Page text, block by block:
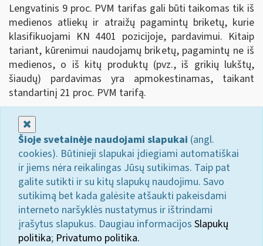
Lengvatinis 9 proc. PVM tarifas gali būti taikomas tik iš
medienos atliekų ir atraižų pagamintų briketų, kurie
klasifikuojami KN 4401 pozicijoje, pardavimui. Kitaip
tariant, kūrenimui naudojamų briketų, pagamintų ne iš
medienos, o iš kitų produktų (pvz., iš grikių lukštų,
šiaudų) pardavimas yra apmokestinamas, taikant
standartinį 21 proc. PVM tarifą.
Šioje svetainėje naudojami slapukai (angl.
cookies). Būtinieji slapukai įdiegiami automatiškai
ir jiems nėra reikalingas Jūsų sutikimas. Taip pat
galite sutikti ir su kitų slapukų naudojimu. Savo
sutikimą bet kada galėsite atšaukti pakeisdami
interneto naršyklės nustatymus ir ištrindami
įrašytus slapukus. Daugiau informacijos Slapukų
politika; Privatumo politika.